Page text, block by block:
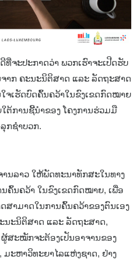
ຈະປະກາດວ່າ ພວກເຮົາຈະເປີດຮັບ
າກ ຄະນະນິຕິສາດ ແລະ ລັດຖະສາດ
ຈເຮັດບົດຄົ້ນຄວ້າໃນຂົງເຂດກົດໝາຍ
ຕ້ການຊີ້ນຳຂອງ ໂຄງການຮ່ວມມື
ກຊຳບວກ.
ນລາວ ໃຫ້ພັດທະນາທັກສະໃນທາງ
ຄົ້ນຄວ້າ ໃນຂົງເຂດກົດໝາຍ, ເພື່ອ
ສາມາດໃນການຄົ້ນຄວ້າຂອງຕົນເອງ
ນະນິຕິສາດ ແລະ ລັດຖະສາດ,
ສະໝັກຈະຕ້ອງເປັນອາຈານຂອງ
ະຫາວິທະຍາໄລແຫ່ງຊາດ, ຢ່າງ